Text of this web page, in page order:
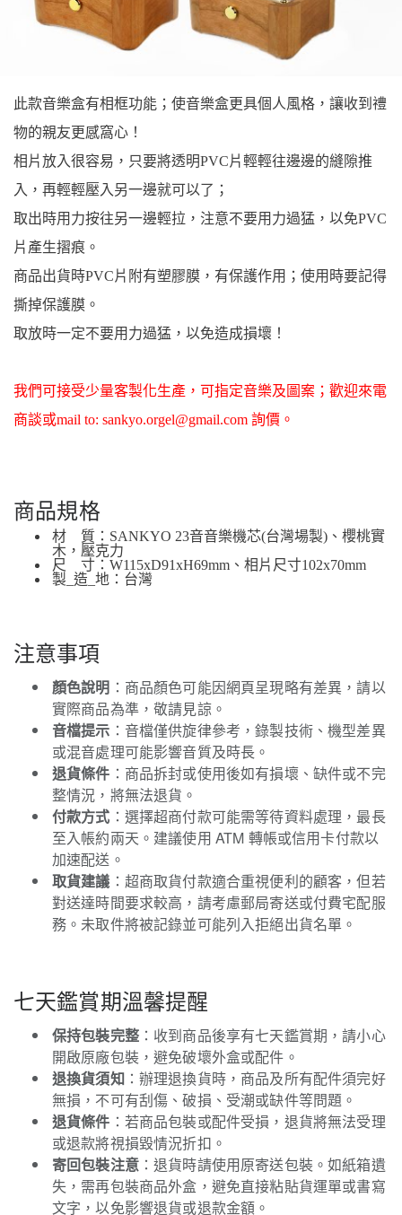
此款音樂盒有相框功能；使音樂盒更具個人風格，讓收到禮
物的親友更感窩心！
相片放入很容易，只要將透明PVC片輕輕往邊邊的縫隙推
入，再輕輕壓入另一邊就可以了；
取出時用力按往另一邊輕拉，注意不要用力過猛，以免PVC
片產生摺痕。
商品出貨時PVC片附有塑膠膜，有保護作用；使用時要記得
撕掉保護膜。
取放時一定不要用力過猛，以免造成損壞！
我們可接受少量客製化生產，可指定音樂及圖案；歡迎來電
商談或mail to: sankyo.orgel@gmail.com 詢價。
商品規格
材 質：SANKYO 23音音樂機芯(台灣場製)、櫻桃實
木，壓克力
尺 寸：W115xD91xH69mm、相片尺寸102x70mm
製_造_地：台灣
注意事項
顏色說明 ：商品顏色可能因網頁呈現略有差異，請以
實際商品為準，敬請見諒。
音檔提示 ：音檔僅供旋律參考，錄製技術、機型差異
或混音處理可能影響音質及時長。
退貨條件 ：商品拆封或使用後如有損壞、缺件或不完
整情況，將無法退貨。
付款方式 ：選擇超商付款可能需等待資料處理，最長
至入帳約兩天。建議使用 ATM 轉帳或信用卡付款以
加速配送。
取貨建議 ：超商取貨付款適合重視便利的顧客，但若
對送達時間要求較高，請考慮郵局寄送或付費宅配服
務。未取件將被記錄並可能列入拒絕出貨名單。
七天鑑賞期溫馨提醒
保持包裝完整：收到商品後享有七天鑑賞期，請小心
開啟原廠包裝，避免破壞外盒或配件。
退換貨須知：辦理退換貨時，商品及所有配件須完好
無損，不可有刮傷、破損、受潮或缺件等問題。
退貨條件 ：若商品包裝或配件受損，退貨將無法受理
或退款將視損毀情況折扣。
寄回包裝注意：退貨時請使用原寄送包裝。如紙箱遺
失，需再包裝商品外盒，避免直接粘貼貨運單或書寫
文字，以免影響退貨或退款金額。